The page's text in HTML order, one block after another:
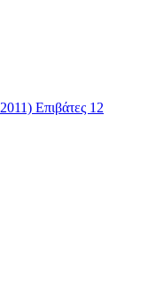
Επιβάτες 12